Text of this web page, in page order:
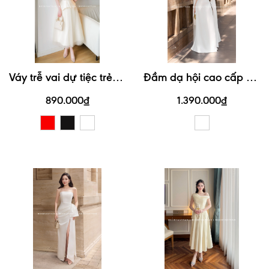
V
áy trễ vai dự tiệc trẻ trung kiểu dáng đơn giản, dễ thương #3116
890.000₫
Đ
ầm dạ hội cao cấp kiểu dáng sang trọng, quý phái #3155
1.390.000₫